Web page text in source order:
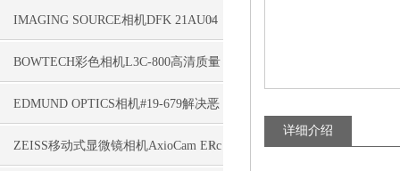
机
IMAGING SOURCE相机DFK 21AU04
详情介绍
BOWTECH彩色相机L3C-800高清质量
EDMUND OPTICS相机#19-679解决恶
劣环境
ZEISS移动式显微镜相机AxioCam ERc
详细介绍